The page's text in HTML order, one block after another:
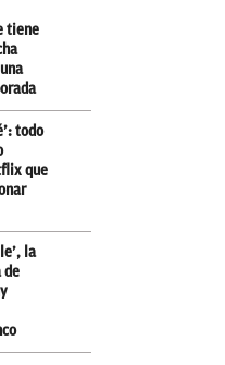
tiene
todo
que
la
de